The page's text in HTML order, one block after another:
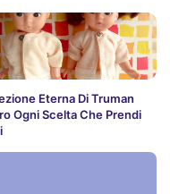
Eterna Di Truman
Ogni Scelta Che Prendi